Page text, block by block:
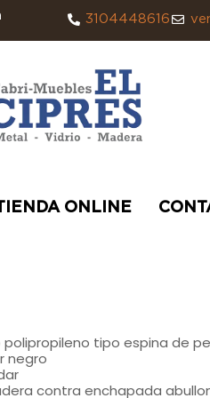
3104448616
ONLINE
polipropileno tipo espina de
negro
contra enchapada